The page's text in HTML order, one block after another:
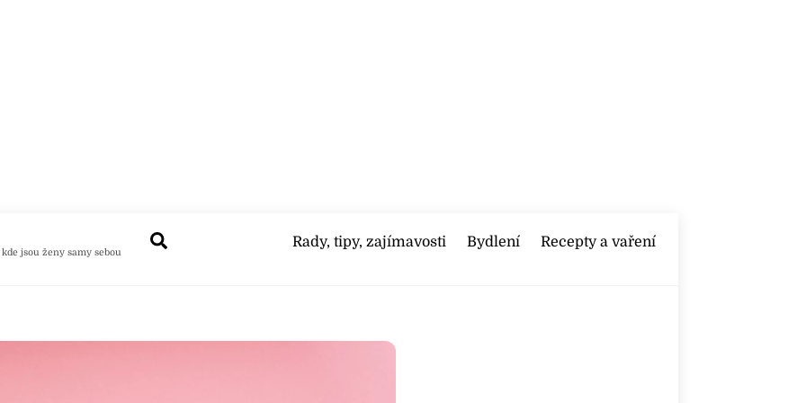
kde jsou ženy samy sebou
Rady, tipy, zajímavosti Bydlení Recepty a vaření